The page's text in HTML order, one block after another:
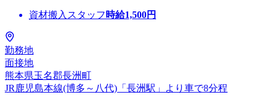
資材搬入スタッフ 時給1,500円
勤務地
面接地
熊本県玉名郡長洲町
JR鹿児島本線(博多～八代)「長洲駅」より車で8分程